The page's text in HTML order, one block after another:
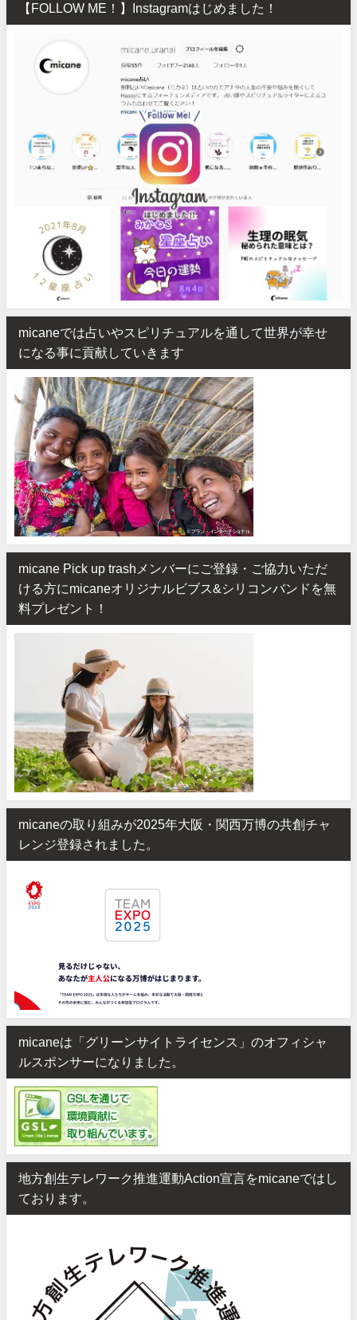
【FOLLOW ME！】Instagramはじめました！
micaneでは占いやスピリチュアルを通して世界が幸せ
になる事に貢献していきます
micane Pick up trashメンバーにご登録・ご協力いただ
ける方にmicaneオリジナルビブス&シリコンバンドを無
料プレゼント！
micaneの取り組みが2025年大阪・関西万博の共創チャ
レンジ登録されました。
micaneは「グリーンサイトライセンス」のオフィシャ
ルスポンサーになりました。
地方創生テレワーク推進運動Action宣言をmicaneではし
ております。